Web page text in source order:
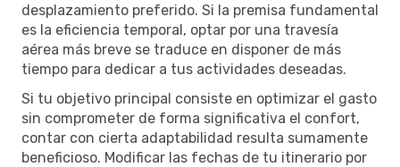
desplazamiento preferido. Si la premisa fundamental
es la eficiencia temporal, optar por una travesía
aérea más breve se traduce en disponer de más
tiempo para dedicar a tus actividades deseadas.
Si tu objetivo principal consiste en optimizar el gasto
sin comprometer de forma significativa el confort,
contar con cierta adaptabilidad resulta sumamente
beneficioso. Modificar las fechas de tu itinerario por